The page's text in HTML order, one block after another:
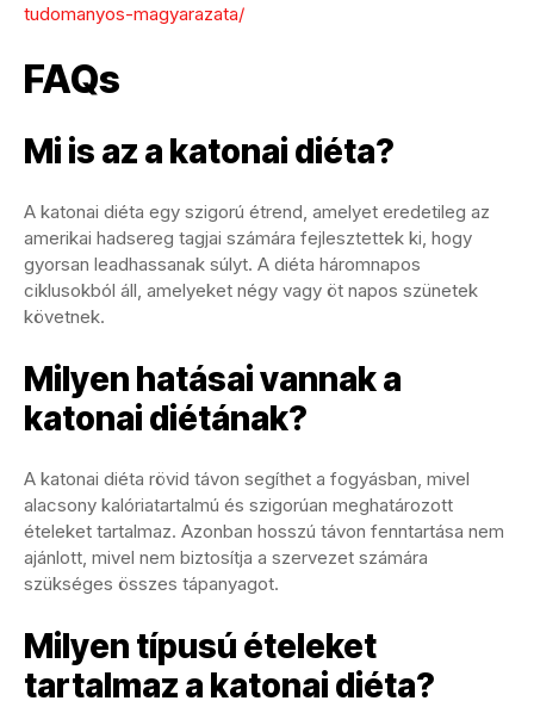
tudomanyos-magyarazata/
FAQs
Mi is az a katonai diéta?
A katonai diéta egy szigorú étrend, amelyet eredetileg az
amerikai hadsereg tagjai számára fejlesztettek ki, hogy
gyorsan leadhassanak súlyt. A diéta háromnapos
ciklusokból áll, amelyeket négy vagy öt napos szünetek
követnek.
Milyen hatásai vannak a
katonai diétának?
A katonai diéta rövid távon segíthet a fogyásban, mivel
alacsony kalóriatartalmú és szigorúan meghatározott
ételeket tartalmaz. Azonban hosszú távon fenntartása nem
ajánlott, mivel nem biztosítja a szervezet számára
szükséges összes tápanyagot.
Milyen típusú ételeket
tartalmaz a katonai diéta?